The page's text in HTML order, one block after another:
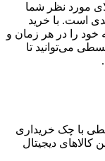
مورد نظر شما
است. با خرید
خود را در هر زمان و
می‌توانید تا
با چک خریداری
کالاهای دیجیتال